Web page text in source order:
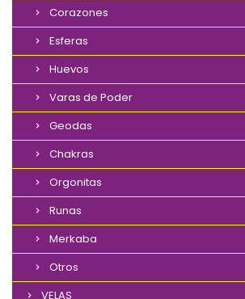
Corazones
Esferas
Huevos
Varas de Poder
Geodas
Chakras
Orgonitas
Runas
Merkaba
Otros
VELAS